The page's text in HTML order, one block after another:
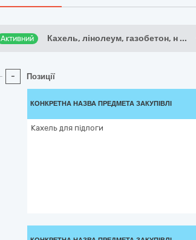
Активний Кахель, лінолеум, газобетон, н ...
- Позиції
КОНКРЕТНА НАЗВА ПРЕДМЕТА ЗАКУПІВЛІ
Кахель для підлоги